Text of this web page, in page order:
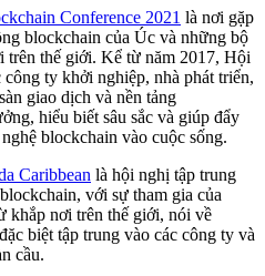
Conference 2021 là nơi gặp
blockchain của Úc và những bộ
trên thế giới. Kể từ năm 2017, Hội
ty khởi nghiệp, nhà phát triển,
giao dịch và nền tảng
hiểu biết sâu sắc và giúp đẩy
blockchain vào cuộc sống.
Caribbean là hội nghị tập trung
với sự tham gia của
khắp nơi trên thế giới, nói về
biệt tập trung vào các công ty và
cầu.